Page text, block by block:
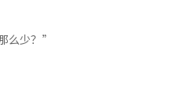
么少？”